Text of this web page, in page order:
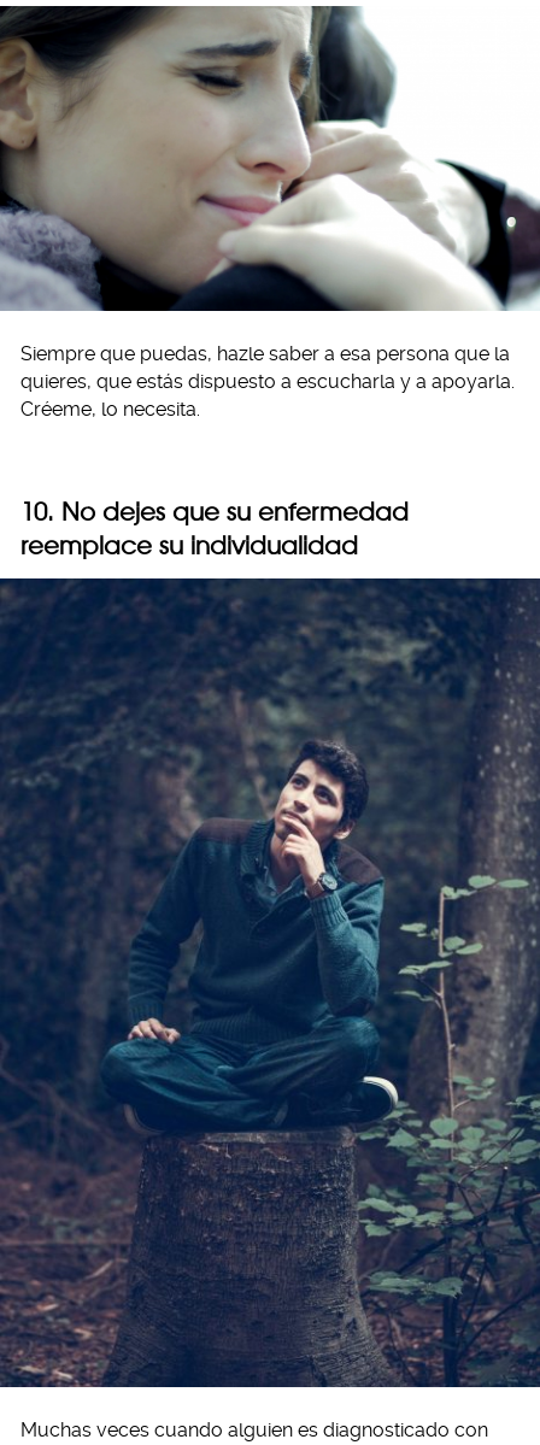
Siempre que puedas, hazle saber a esa persona que la
quieres, que estás dispuesto a escucharla y a apoyarla.
Créeme, lo necesita.
10. No dejes que su enfermedad
reemplace su individualidad
Muchas veces cuando alguien es diagnosticado con